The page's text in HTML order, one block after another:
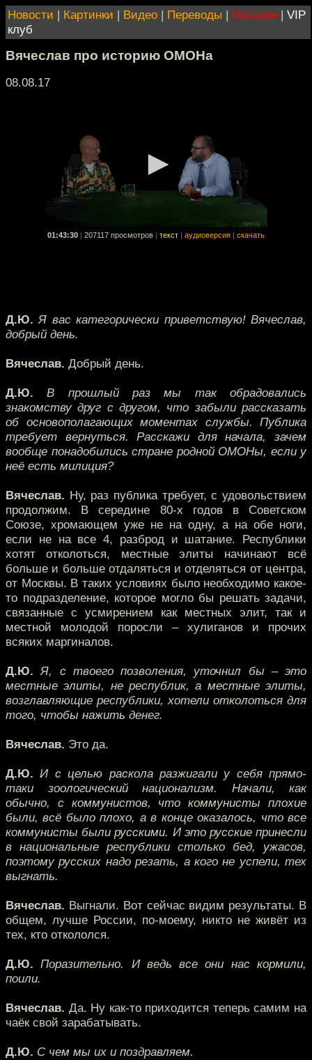
Новости | Картинки | Видео | Переводы | Магазин | VIP
клуб
Вячеслав про историю ОМОНа
08.08.17
01:43:30 207117 просмотров текст аудиоверсия скачать
Д.Ю. Я вас категорически приветствую! Вячеслав,
добрый день.
Вячеслав. Добрый день.
Д.Ю. В прошлый раз мы так обрадовались
знакомству друг с другом, что забыли рассказать
об основополагающих моментах службы. Публика
требует вернуться. Расскажи для начала, зачем
вообще понадобились стране родной ОМОНы, если у
неё есть милиция?
Вячеслав. Ну, раз публика требует, с удовольствием
продолжим. В середине 80-х годов в Советском
Союзе, хромающем уже не на одну, а на обе ноги,
если не на все 4, разброд и шатание. Республики
хотят отколоться, местные элиты начинают всё
больше и больше отдаляться и отделяться от центра,
от Москвы. В таких условиях было необходимо какое-
то подразделение, которое могло бы решать задачи,
связанные с усмирением как местных элит, так и
местной молодой поросли – хулиганов и прочих
всяких маргиналов.
Д.Ю. Я, с твоего позволения, уточнил бы – это
местные элиты, не республик, а местные элиты,
возглавляющие республики, хотели отколоться для
того, чтобы нажить денег.
Вячеслав. Это да.
Д.Ю. И с целью раскола разжигали у себя прямо-
таки зоологический национализм. Начали, как
обычно, с коммунистов, что коммунисты плохие
были, всё было плохо, а в конце оказалось, что все
коммунисты были русскими. И это русские принесли
в национальные республики столько бед, ужасов,
поэтому русских надо резать, а кого не успели, тех
выгнать.
Вячеслав. Выгнали. Вот сейчас видим результаты. В
общем, лучше России, по-моему, никто не живёт из
тех, кто откололся.
Д.Ю. Поразительно. И ведь все они нас кормили,
поили.
Вячеслав. Да. Ну как-то приходится теперь самим на
чаёк свой зарабатывать.
Д.Ю. С чем мы их и поздравляем.